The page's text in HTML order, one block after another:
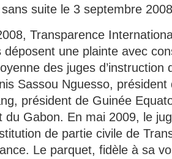
sans suite le 3 septembre
Transparence
déposent une plainte avec
des juges d’instruction
Sassou Nguesso,
président de Guinée
du Gabon. En mai 2009, le
de partie civile de
Le parquet, fidèle à sa